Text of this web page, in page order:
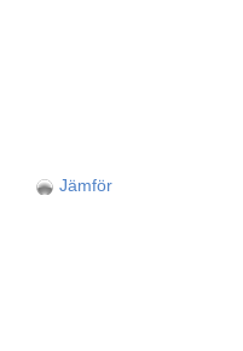
Jämför